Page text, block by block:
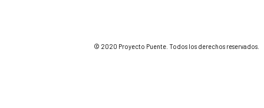
© 2020 Proyecto Puente. Todos los derechos reservados.